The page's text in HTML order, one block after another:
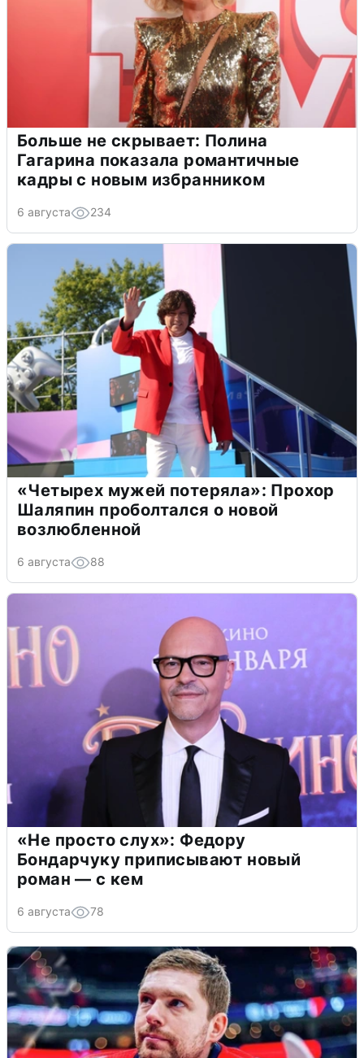
Больше не скрывает: Полина
Гагарина показала романтичные
кадры с новым избранником
6 августа 234
«Четырех мужей потеряла»: Прохор
Шаляпин проболтался о новой
возлюбленной
6 августа 88
«Не просто слух»: Федору
Бондарчуку приписывают новый
роман — с кем
6 августа 78